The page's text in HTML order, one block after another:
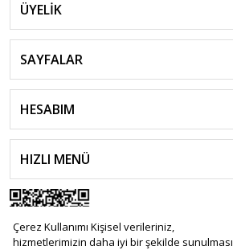
Çerez Kullanımı Kişisel verileriniz,
hizmetlerimizin daha iyi bir şekilde sunulması
ÜYELİK
SAYFALAR
HESABIM
HIZLI MENÜ